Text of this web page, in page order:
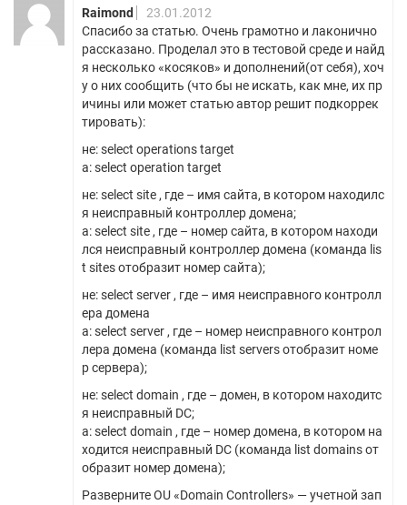
Raimond
23.01.2012
Спасибо за статью. Очень грамотно и лаконично
рассказано. Проделал это в тестовой среде и найд
я несколько «косяков» и дополнений(от себя), хоч
у о них сообщить (что бы не искать, как мне, их пр
ичины или может статью автор решит подкоррек
тировать):
не: select operations target
а: select operation target
не: select site , где – имя сайта, в котором находилс
я неисправный контроллер домена;
а: select site , где – номер сайта, в котором находи
лся неисправный контроллер домена (команда lis
t sites отобразит номер сайта);
не: select server , где – имя неисправного контролл
ера домена
а: select server , где – номер неисправного контрол
лера домена (команда list servers отобразит номе
р сервера);
не: select domain , где – домен, в котором находитс
я неисправный DC;
а: select domain , где – номер домена, в котором на
ходится неисправный DC (команда list domains от
образит номер домена);
Разверните OU «Domain Controllers» — учетной зап